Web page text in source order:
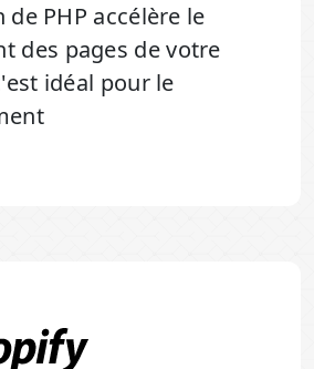
de PHP accélère le
des pages de votre
idéal pour le